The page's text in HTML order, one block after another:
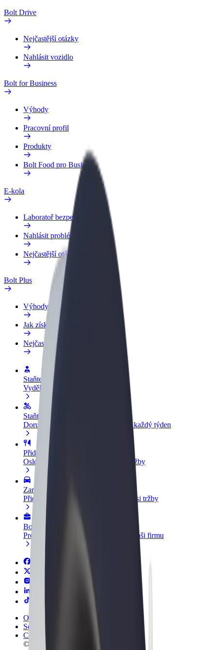
Bolt Drive
Nejčastější otázky
Nahlásit vozidlo
Bolt for Business
Výhody
Pracovní profil
Produkty
Bolt Food pro Business
E-kola
Laboratoř bezpečnosti
Nahlásit problém
Nejčastější otázky
Bolt Plus
Výhody
Jak získat členství
Nejčastější otázky
Staňte se řidičem
Vydělávejte podle sebe
Staňte se kurýrem
Doručujte jídlo a dostávejte výplatu každý týden
Přidejte restauraci nebo obchod
Oslovte více zákazníků a zvyšte si tržby
Zaregistrujte se jako flotilový partner
Přidejte svou flotilu k Boltu a zvyšte si tržby
Bolt for Business
Produkty a služby Boltu přesně pro vaši firmu
Obchodní podmínky
Soukromí
Cookies
© 2026 Bolt Technology OÜ